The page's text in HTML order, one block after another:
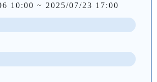
10:00 ~ 2025/07/23 17:00